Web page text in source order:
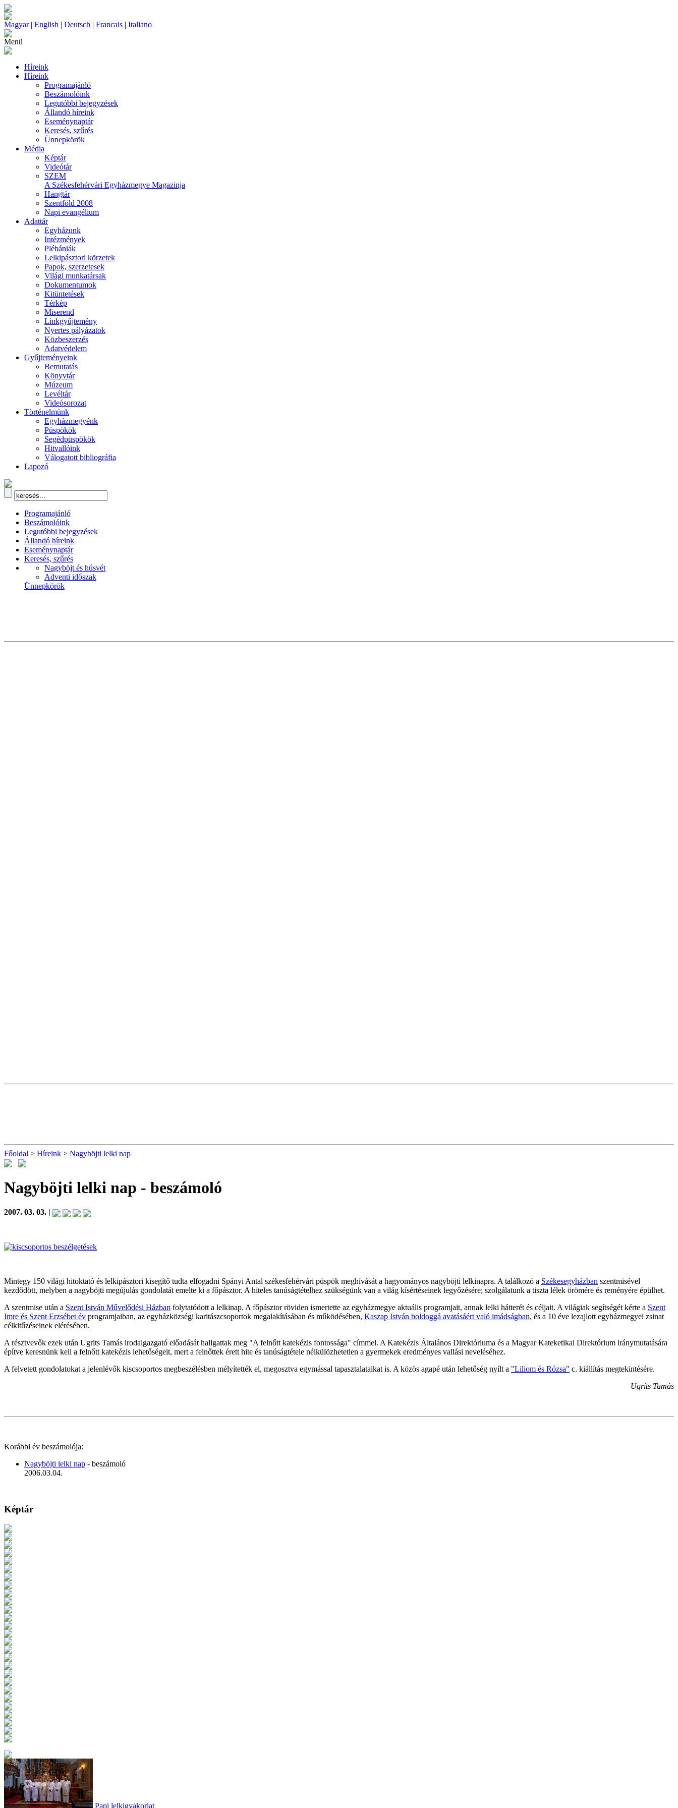
Magyar| English | Deutsch | Francais | Italiano
Menü
Híreink
Híreink
Programajánló
Beszámolóink
Legutóbbi bejegyzések
Állandó híreink
Eseménynaptár
Keresés, szűrés
Ünnepkörök
Média
Képtár
Videótár
SZEM
A Székesfehérvári Egyházmegye Magazinja
Hangtár
Szentföld 2008
Napi evangélium
Adattár
Egyházunk
Intézmények
Plébániák
Lelkipásztori körzetek
Papok, szerzetesek
Világi munkatársak
Dokumentumok
Kitüntetések
Térkép
Miserend
Linkgyűjtemény
Nyertes pályázatok
Közbeszerzés
Adatvédelem
Gyűjteményeink
Bemutatás
Könyvtár
Múzeum
Levéltár
Videósorozat
Történelmünk
Egyházmegyénk
Püspökök
Segédpüspökök
Hitvallóink
Válogatott bibliográfia
Lapozó
Programajánló
Beszámolóink
Legutóbbi bejegyzések
Állandó híreink
Eseménynaptár
Keresés, szűrés
Nagyböjt és húsvét
Adventi időszak
Ünnepkörök
Főoldal > Híreink > Nagyböjti lelki nap
Nagyböjti lelki nap - beszámoló
2007. 03. 03. |
Mintegy 150 világi hitoktató és lelkipásztori kisegítő tudta elfogadni Spányi Antal székesfehérvári püspök meghívását a hagyományos nagyböjti lelkinapra. A találkozó a Székesegyházban szentmisével
kezdődött, melyben a nagyböjti megújulás gondolatát emelte ki a főpásztor. A hiteles tanúságtételhez szükségünk van a világ kísértéseinek legyőzésére; szolgálatunk a tiszta lélek örömére és reményére épülhet.
A szentmise után a Szent István Művelődési Házban folytatódott a lelkinap. A főpásztor röviden ismertette az egyházmegye aktuális programjait, annak lelki hátterét és céljait. A világiak segítségét kérte a Szent
Imre és Szent Erzsébet év programjaiban, az egyházközségi karitászcsoportok megalakításában és működésében, Kaszap István boldoggá avatásáért való imádságban, és a 10 éve lezajlott egyházmegyei zsinat
célkitűzéseinek elérésében.
A résztvevők ezek után Ugrits Tamás irodaigazgató előadását hallgattak meg "A felnőtt katekézis fontossága" címmel. A Katekézis Általános Direktóriuma és a Magyar Kateketikai Direktórium iránymutatására
építve keresnünk kell a felnőtt katekézis lehetőségeit, mert a felnőttek érett hite és tanúságtétele nélkülözhetetlen a gyermekek eredményes vallási neveléséhez.
A felvetett gondolatokat a jelenlévők kiscsoportos megbeszélésben mélyítették el, megosztva egymással tapasztalataikat is. A közös agapé után lehetőség nyílt a "Liliom és Rózsa" c. kiállítás megtekintésére.
Ugrits Tamás
Korábbi év beszámolója:
Nagyböjti lelki nap - beszámoló
2006.03.04.
Képtár
Papi lelkigyakorlat